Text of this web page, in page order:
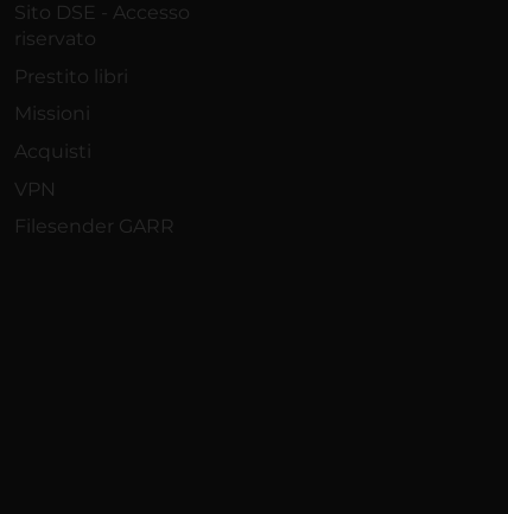
Sito DSE - Accesso
riservato
Prestito libri
Missioni
Acquisti
VPN
Filesender GARR